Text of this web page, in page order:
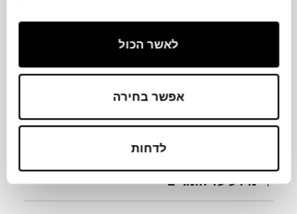
לאשר הכול
אפשר בחירה
לדחות
S/M
מידע על חומרים